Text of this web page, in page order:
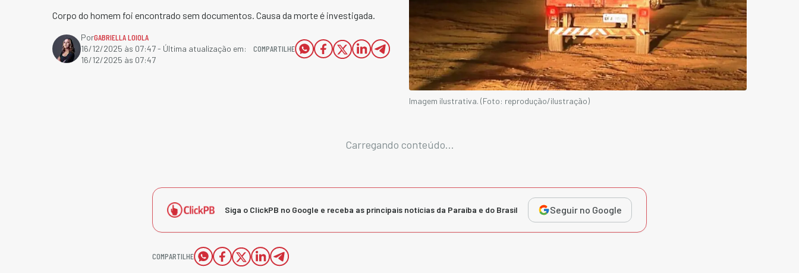
Corpo do homem foi encontrado sem documentos. Causa da morte é investigada.
PorGABRIELLA LOIOLA
16/12/2025 às 07:47- Última atualização em:
16/12/2025 às 07:47
COMPARTILHE
Imagem ilustrativa. (Foto: reprodução/ilustração)
Carregando conteúdo...
Siga o ClickPB no Google e receba as principais notícias da Paraíba e do Brasil Seguir no Google
COMPARTILHE